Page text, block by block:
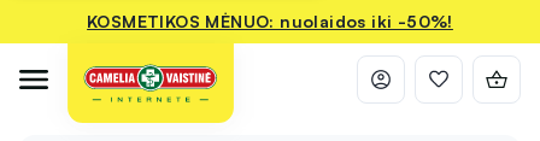
KOSMETIKOS MĖNUO: nuolaidos iki -50%!